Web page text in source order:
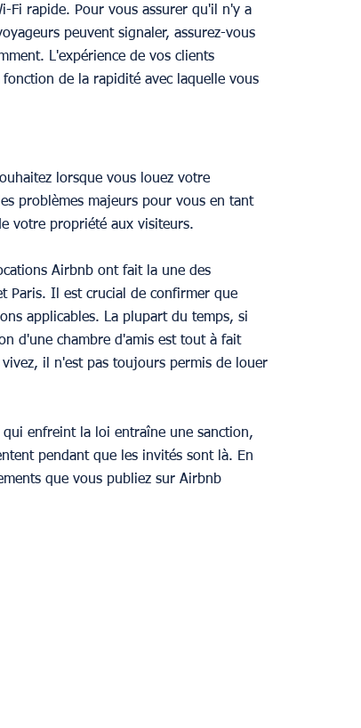
Fi rapide. Pour vous assurer qu'il n'y a
peuvent signaler, assurez-vous
L'expérience de vos clients
de la rapidité avec laquelle vous
lorsque vous louez votre
problèmes majeurs pour vous en tant
votre propriété aux visiteurs.
Airbnb ont fait la une des
Paris. Il est crucial de confirmer que
applicables. La plupart du temps, si
d'une chambre d'amis est tout à fait
il n'est pas toujours permis de louer
enfreint la loi entraîne une sanction,
pendant que les invités sont là. En
que vous publiez sur Airbnb